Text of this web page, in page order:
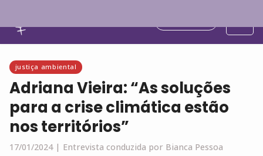
justiça ambiental
Adriana Vieira: “As soluções
para a crise climática estão
nos territórios”
17/01/2024 | Entrevista conduzida por Bianca Pessoa